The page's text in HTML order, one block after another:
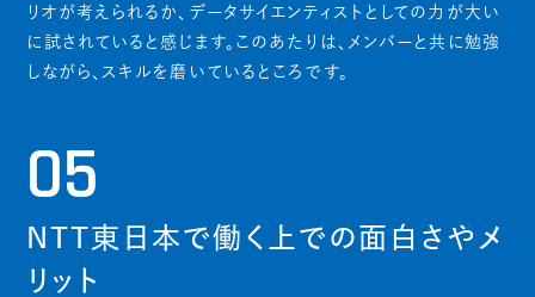
リオが考えられるか、データサイエンティストとしての力が大い
に試されていると感じます。このあたりは、メンバーと共に勉強
しながら、スキルを磨いているところです。
05
NTT東日本で働く上での面白さやメ
リット